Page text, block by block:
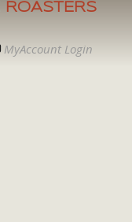
MyAccount Login